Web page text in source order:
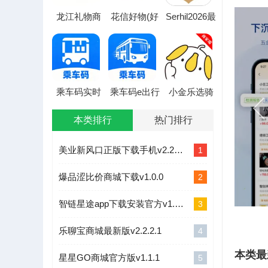
龙江礼物商
品平台)
花信好物(好
Serhil2026最
乘车码实时
最新版本
乘车码e出行
小金乐选骑
新版本
本类排行 热门排行
1
美业新风口正版下载手机v2.2.1.1
2
爆品涩比价商城下载v1.0.0
3
智链星途app下载安装官方v1.0.9
4
乐聊宝商城最新版v2.2.2.1
5
星星GO商城官方版v1.1.1 本类